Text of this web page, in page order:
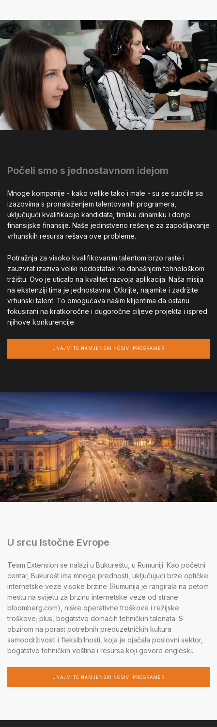
Počeli smo s jednostavnom idejom
Mnoge kompanije - kako velike tako i male - su se suočile sa
izazovima s pronalaženjem talentovanih programera,
uključujući kvalifikacije kandidata, timsku dinamiku i donje
finansijske finansije. Naše jedinstveno rešenje za zapošljavanje
vrhunskih resursa rešava ove probleme.
Potražnja za visoko kvalifikovanim talentom brzo raste i
zauzvrat izaziva veliki nedostatak na današnjem tehnološkom
tržištu. Ovo je uticalo na kvalitet razvoja aplikacija. Naša misija
na ekstenziji tima je jednostavna. Otkrijte, najamite i zadržite
vrhunski talent. To omogućava našim klijentima da ostanu
fokusirani na kratkoročne i dugoročne ciljeve projekta i ispred
njihove konkurencije.
UNAJMITE NAMJENSKI NOSIVI PROGRAMER
U srcu Istočne Evrope
Team Extension se nalazi u Bukureštu, u Rumuniji. Kao početni
centar, Bukurešt ima mnoge prednosti, uključujući brze optičke
internetske veze visoke brzine (Rumunija je rangirala na petom
mestu na svijetu za brzinu internetske veze od strane
bloomberg.com), niske operativne troškove i režijske
troškove; plus, bogatstvo domaćih tehničkih talenata. S
obzirom na porast potrebnih preduzetničkih kultura
samoodrživosti i fleksibilnosti, koja je ojačala poslovni sektor,
bogatstvo tehničkih veština i resursa koji govore engleski.
UNAJMITE NAMJENSKI NOSIVI PROGRAMER